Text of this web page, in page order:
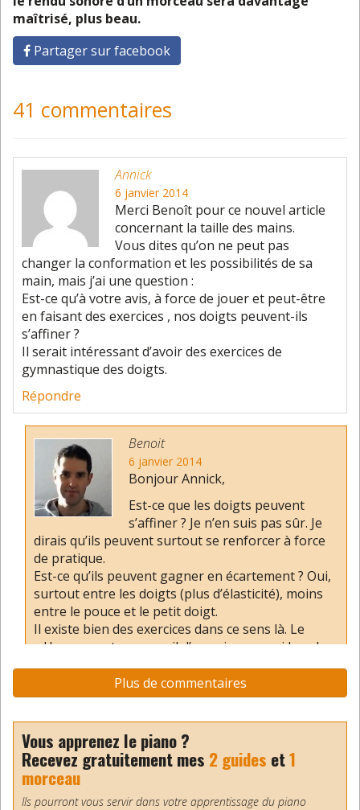
maîtrisé, plus beau.
Partager sur facebook
41 commentaires
Annick
6 janvier 2014
Merci Benoît pour ce nouvel article
concernant la taille des mains.
Vous dites qu’on ne peut pas
changer la conformation et les possibilités de sa
main, mais j’ai une question :
Est-ce qu’à votre avis, à force de jouer et peut-être
en faisant des exercices , nos doigts peuvent-ils
s’affiner ?
Il serait intéressant d’avoir des exercices de
gymnastique des doigts.
Répondre
Benoit
6 janvier 2014
Bonjour Annick,
Est-ce que les doigts peuvent
s’affiner ? Je n’en suis pas sûr. Je
dirais qu’ils peuvent surtout se renforcer à force
de pratique.
Est-ce qu’ils peuvent gagner en écartement ? Oui,
surtout entre les doigts (plus d’élasticité), moins
entre le pouce et le petit doigt.
Il existe bien des exercices dans ce sens là. Le
« Hanon » est un recueil d’exercices parmi les plus
connus pour remplir cet objectif. Il y a notamment
des exercices d’extension entre les doigts 2-3 ; 2-4
et 4-5, et des exercices spécifiques pour les doigts
4 et 5 qui sont les doigts les plus faibles.
D’autres méthodes doivent exister ainsi que des
études classiques (Czerni, Clementi…). Cela reste
néanmoins des exercices « mécaniques ».
Benoît
Plus de commentaires
Vous apprenez le piano ?
Recevez gratuitement mes 2 guides et1
morceau
Ils pourront vous servir dans votre apprentissage du piano